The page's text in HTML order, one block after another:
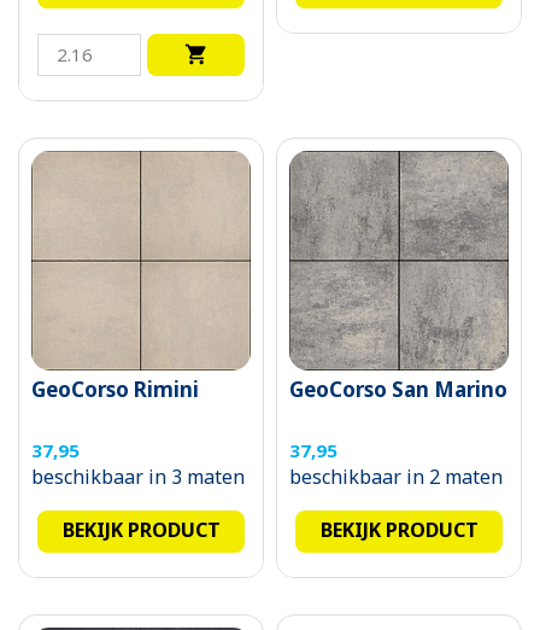

GeoCorso Rimini
37,95
beschikbaar in 3 maten
BEKIJK PRODUCT
GeoCorso San Marino
37,95
beschikbaar in 2 maten
BEKIJK PRODUCT